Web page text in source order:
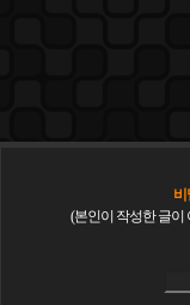
비
(본인이 작성한 글이